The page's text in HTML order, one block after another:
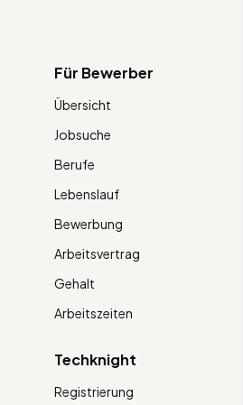
Für Bewerber
Übersicht
Jobsuche
Berufe
Lebenslauf
Bewerbung
Arbeitsvertrag
Gehalt
Arbeitszeiten
Techknight
Registrierung